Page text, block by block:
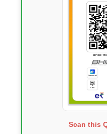
Scan this